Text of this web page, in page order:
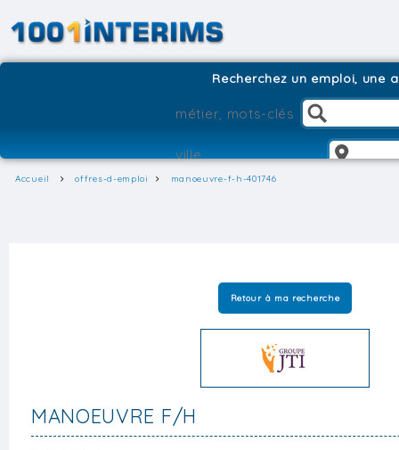
Recherchez un emploi, une
Accueil offres-d-emploi manoeuvre-f-h-401746
Retour à ma recherche
MANOEUVRE F/H